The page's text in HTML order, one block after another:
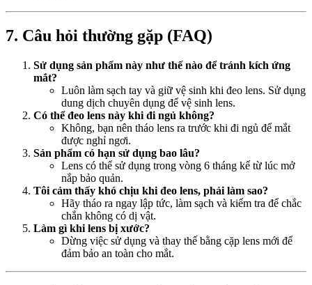
7. Câu hỏi thường gặp (FAQ)
Sử dụng sản phẩm này như thế nào để tránh kích ứng
mắt?
Luôn làm sạch tay và giữ vệ sinh khi đeo lens. Sử dụng
dung dịch chuyên dụng để vệ sinh lens.
Có thể đeo lens này khi đi ngủ không?
Không, bạn nên tháo lens ra trước khi đi ngủ để mắt
được nghỉ ngơi.
Sản phẩm có hạn sử dụng bao lâu?
Lens có thể sử dụng trong vòng 6 tháng kể từ lúc mở
nắp bảo quản.
Tôi cảm thấy khó chịu khi đeo lens, phải làm sao?
Hãy tháo ra ngay lập tức, làm sạch và kiểm tra để chắc
chắn không có dị vật.
Làm gì khi lens bị xước?
Dừng việc sử dụng và thay thế bằng cặp lens mới để
đảm bảo an toàn cho mắt.